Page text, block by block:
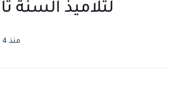
لتلاميذ السنة
منذ 4 سنة